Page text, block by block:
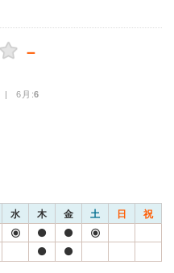
－
| 6月:6
水 木 金 土 日 祝